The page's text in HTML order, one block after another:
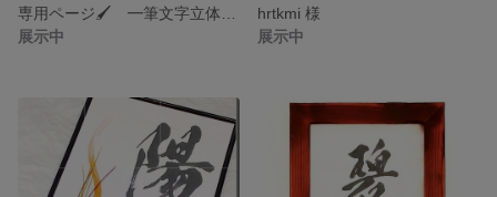
展示中
hrtkmi 様
展示中